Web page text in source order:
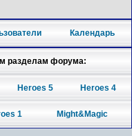
Календарь
разделам форума:
Heroes 5 Heroes 4
1 Might&Magic